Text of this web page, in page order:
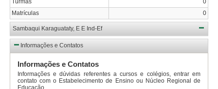
Matrículas
0
Sambaqui Karaguataty, E E Ind-Ef
Informações e Contatos
Informações e Contatos
Informações e dúvidas referentes a cursos e colégios, entrar em
contato com o Estabelecimento de Ensino ou Núcleo Regional de
Educação .